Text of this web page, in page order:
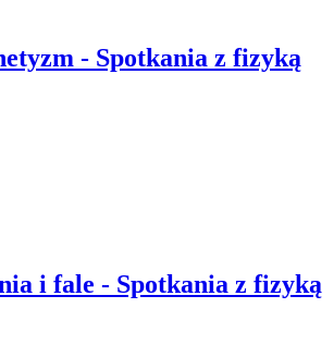
- Spotkania z fizyką
i fale - Spotkania z fizyką